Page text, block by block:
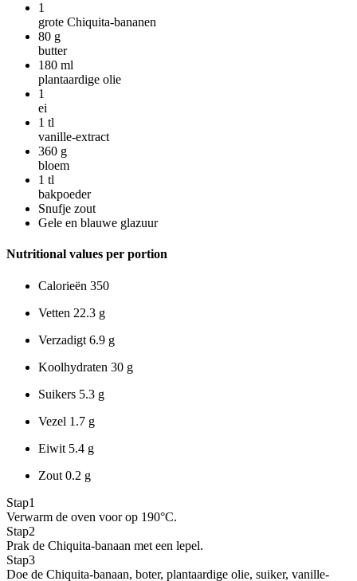
1
grote Chiquita-bananen
80 g
butter
180 ml
plantaardige olie
1
ei
1 tl
vanille-extract
360 g
bloem
1 tl
bakpoeder
Snufje zout
Gele en blauwe glazuur
Nutritional values per portion
Calorieën 350
Vetten 22.3 g
Verzadigt 6.9 g
Koolhydraten 30 g
Suikers 5.3 g
Vezel 1.7 g
Eiwit 5.4 g
Zout 0.2 g
Stap1
Verwarm de oven voor op 190°C.
Stap2
Prak de Chiquita-banaan met een lepel.
Stap3
Doe de Chiquita-banaan, boter, plantaardige olie, suiker, vanille-